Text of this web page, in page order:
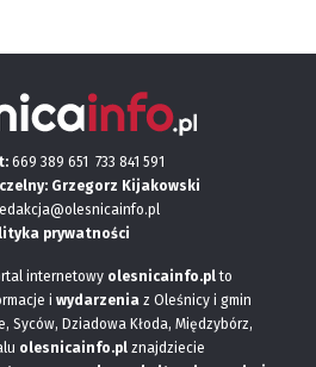
669 389 651 733 841 591
Grzegorz Kijakowski
prywatności
internetowy olesnicainfo.plto
i wydarzenia z Oleśnicy i gmin
Syców, Dziadowa Kłoda, Międzybórz,
olesnicainfo.pl znajdziecie